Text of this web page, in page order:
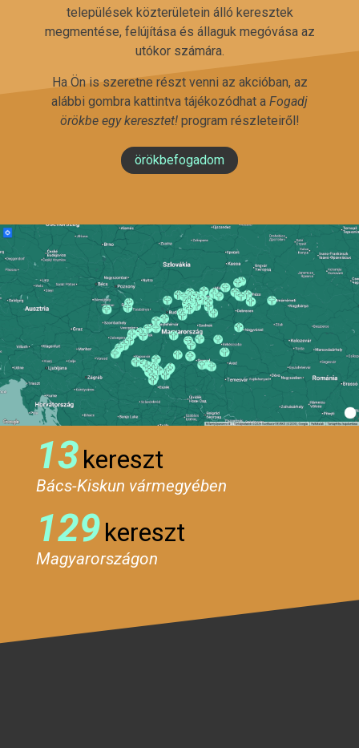
települések közterületein álló keresztek
megmentése, felújítása és állaguk megóvása az
utókor számára.
Ha Ön is szeretne részt venni az akcióban, az
alábbi gombra kattintva tájékozódhat a Fogadj
örökbe egy keresztet!program részleteiről!
örökbefogadom
13kereszt
Bács-Kiskun vármegyében
129kereszt
Magyarországon